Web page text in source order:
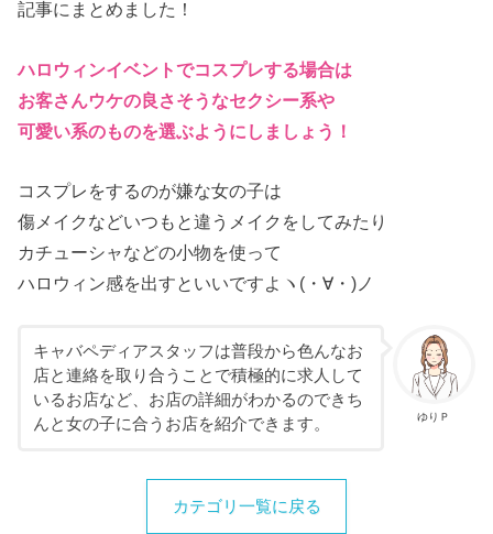
記事にまとめました！
ハロウィンイベントでコスプレする場合は
お客さんウケの良さそうなセクシー系や
可愛い系のものを選ぶようにしましょう！
コスプレをするのが嫌な女の子は
傷メイクなどいつもと違うメイクをしてみたり
カチューシャなどの小物を使って
ハロウィン感を出すといいですよヽ(・∀・)ノ
ゆりＰ
キャバペディアスタッフは普段から色んなお
店と連絡を取り合うことで積極的に求人して
いるお店など、お店の詳細がわかるのできち
んと女の子に合うお店を紹介できます。
カテゴリ一覧に戻る